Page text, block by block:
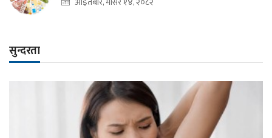
सुन्दरता